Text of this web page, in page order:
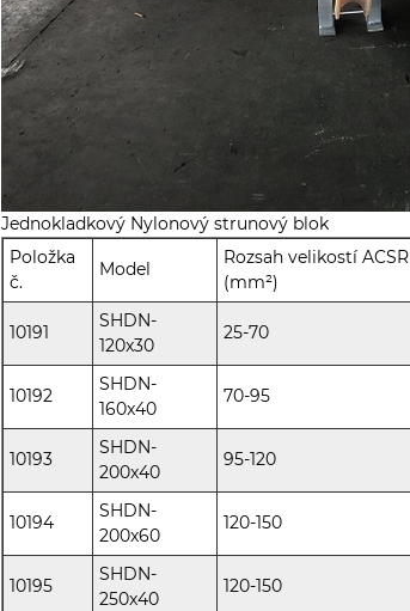
Jednokladkový Nylonový strunový blok
Položka
č.
Model
Rozsah velikostí ACSR
(mm²)
10191
SHDN-
120x30
25-70
10192
SHDN-
160x40
70-95
10193
SHDN-
200x40
95-120
10194
SHDN-
200x60
120-150
10195
SHDN-
250x40
120-150